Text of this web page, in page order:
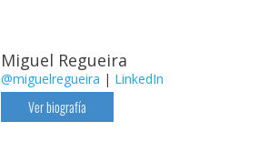
Miguel Regueira
@miguelregueira | LinkedIn
Ver biografía